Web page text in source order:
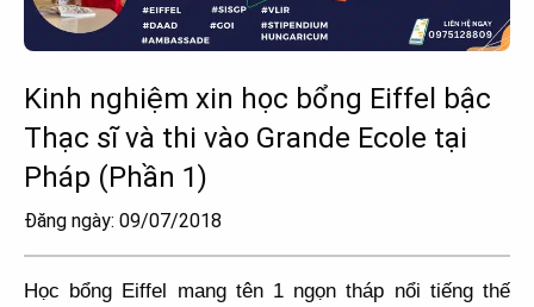
Kinh nghiệm xin học bổng Eiffel bậc
Thạc sĩ và thi vào Grande Ecole tại
Pháp (Phần 1)
Đăng ngày: 09/07/2018
Học bổng Eiffel mang tên 1 ngọn tháp nổi tiếng thế